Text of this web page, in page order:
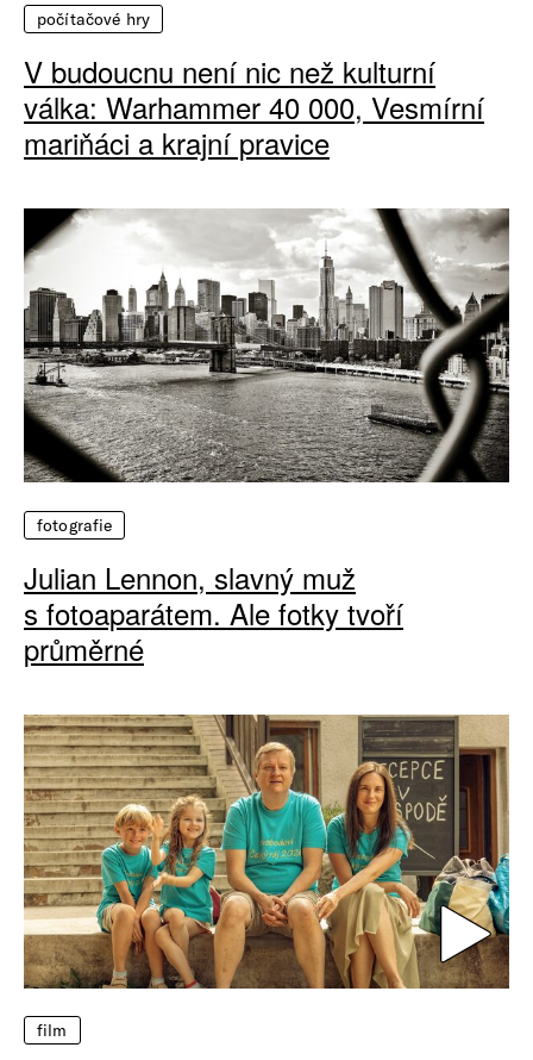
počítačové hry
V budoucnu není nic než kulturní
válka: Warhammer 40 000, Vesmírní
mariňáci a krajní pravice
fotografie
Julian Lennon, slavný muž
s fotoaparátem. Ale fotky tvoří
průměrné
film